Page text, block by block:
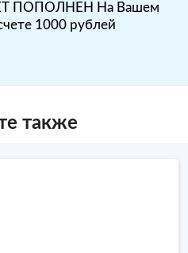
ПОПОЛНЕН На Вашем
1000 рублей
также